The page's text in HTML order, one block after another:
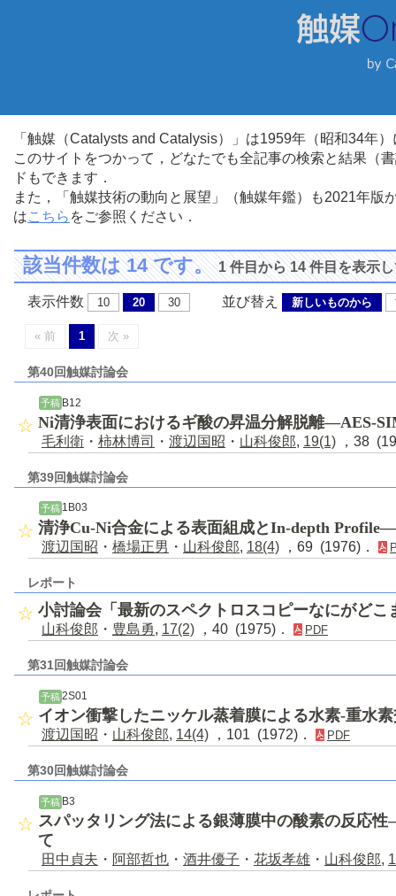
「触媒（Catalysts and Catalysis）」は1959年（昭和34年
このサイトをつかって，どなたでも全記事の検索と結果（
ドもできます．
また，「触媒技術の動向と展望」（触媒年鑑）も2021年
はこちら をご参照ください．
該当件数は 14 です。1 件目から 14 件目を表示
表示件数 10 20 30 並び替え 新しいものから
« 前 1 次 »
第40回触媒討論会
予稿 B12
Ni清浄表面におけるギ酸の昇温分解脱離―AES-
毛利衛 ・ 柿林博司 ・ 渡辺国昭 ・ 山科俊郎, 19(1) ，38
第39回触媒討論会
予稿 1B03
清浄Cu-Ni合金による表面組成とIn-depth
渡辺国昭 ・ 橋場正男 ・ 山科俊郎, 18(4) ，69 (1976)．
レポート
小討論会「最新のスペクトロスコピーなにがどこ
山科俊郎 ・ 豊島勇, 17(2) ，40 (1975)． PDF
第31回触媒討論会
予稿2S01
イオン衝撃したニッケル蒸着膜による水素-重水
渡辺国昭 ・ 山科俊郎, 14(4) ，101 (1972)． PDF
第30回触媒討論会
予稿B3
スパッタリング法による銀薄膜中の酸素の反応
て
田中貞夫 ・ 阿部哲也 ・ 酒井優子 ・ 花坂孝雄 ・ 山科俊郎,